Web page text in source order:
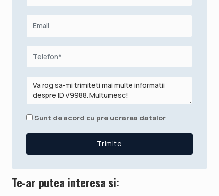
Sunt de acord cu prelucrarea datelor
Te-ar putea interesa si: